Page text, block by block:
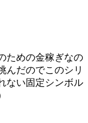
ための金稼ぎなの
んだのでこのシリ
ない固定シンボル